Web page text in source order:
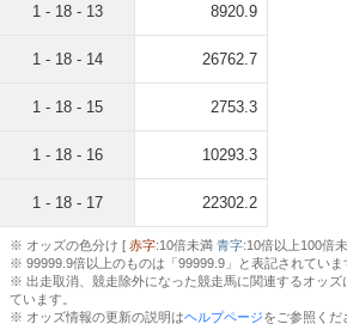
1 - 18 - 13 8920.9
1 - 18 - 14 26762.7
1 - 18 - 15 2753.3
1 - 18 - 16 10293.3
1 - 18 - 17 22302.2
※ オッズの色分け [ 赤字:10倍未満 青字:10倍以上100倍
※ 99999.9倍以上のものは「99999.9」と表記されていま
※ 出走取消、競走除外になった競走馬に関連するオッズ
ています。
※ オッズ情報の更新の説明はヘルプページをご参照くだ